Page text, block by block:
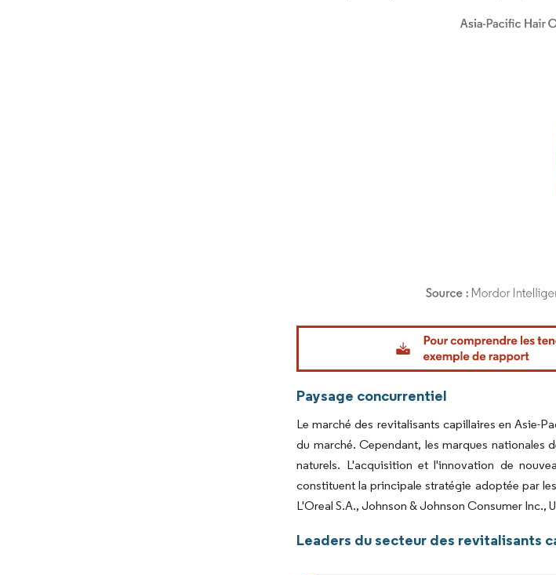
Image © Mordor Intelligence. La réutilisation nécessite une
Paysage concurrentiel
Le marché des revitalisants capillaires en Asie-
du marché. Cependant, les marques nationales
naturels. L'acquisition et l'innovation de
constituent la principale stratégie adoptée par
L'Oreal S.A., Johnson & Johnson Consumer Inc.,
Leaders du secteur des revitalisants